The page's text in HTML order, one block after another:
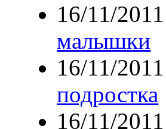
16/11/
малышки
16/11/
подростка
16/11/